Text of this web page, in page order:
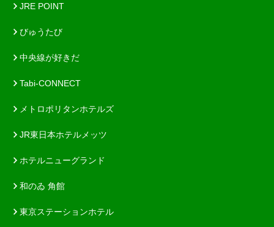
JRE POINT
びゅうたび
中央線が好きだ
Tabi-CONNECT
メトロポリタンホテルズ
JR東日本ホテルメッツ
ホテルニューグランド
和のゐ 角館
東京ステーションホテル